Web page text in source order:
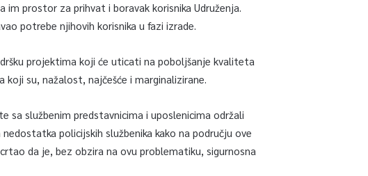
prostor za prihvat i boravak korisnika Udruženja.
potrebe njihovih korisnika u fazi izrade.
projektima koji će uticati na poboljšanje kvaliteta
su, nažalost, najčešće i marginalizirane.
sa službenim predstavnicima i uposlenicima održali
policijskih službenika kako na području ove
da je, bez obzira na ovu problematiku, sigurnosna